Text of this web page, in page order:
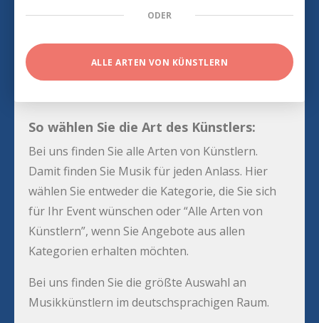
ODER
ALLE ARTEN VON KÜNSTLERN
So wählen Sie die Art des Künstlers:
Bei uns finden Sie alle Arten von Künstlern.
Damit finden Sie Musik für jeden Anlass. Hier
wählen Sie entweder die Kategorie, die Sie sich
für Ihr Event wünschen oder “Alle Arten von
Künstlern”, wenn Sie Angebote aus allen
Kategorien erhalten möchten.
Bei uns finden Sie die größte Auswahl an
Musikkünstlern im deutschsprachigen Raum.